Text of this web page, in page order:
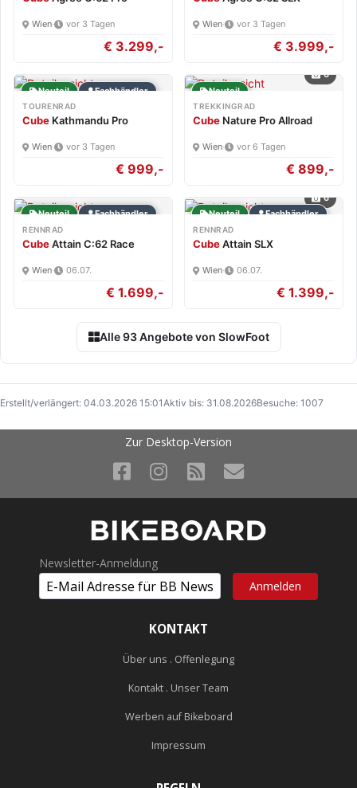
Wien· vor 3 Tagen
€ 3.299,-
Wien· vor 3 Tagen
€ 3.999,-
Neuteil Fachhändler
TOURENRAD
Cube Kathmandu Pro
Wien· vor 3 Tagen
€ 999,-
6
Neuteil
TREKKINGRAD
Cube Nature Pro Allroad
Wien· vor 6 Tagen
€ 899,-
Neuteil Fachhändler
RENNRAD
CubeAttain C:62 Race
Wien· 06.07.
€ 1.699,-
6
Neuteil
Fachhändler
RENNRAD
CubeAttain SLX
Wien· 06.07.
€ 1.399,-
Alle 93 Angebote von SlowFoot
Erstellt/verlängert: 04.03.2026 15:01Aktiv bis: 31.08.2026Besuche: 1007
Zur Desktop-Version
Newsletter-Anmeldung
KONTAKT
Über uns . Offenlegung
Kontakt . Unser Team
Werben auf Bikeboard
Impressum